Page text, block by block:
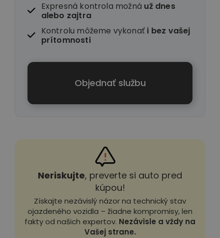
Expresná kontrola možná už dnes
alebo zajtra
Kontrolu môžeme vykonať i bez vašej
prítomnosti
Objednať službu
Neriskujte, preverte si auto pred
kúpou!
Získajte nezávislý názor na technický stav
ojazdeného vozidla – žiadne kompromisy, len
fakty od našich expertov. Nezávisle a vždy na
Vašej strane.